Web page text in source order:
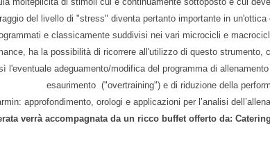
del livello di "stress" diventa pertanto importante in
e classicamente suddivisi nei vari microcicli e
ha la possibilità di ricorrere all'utilizzo di questo
adeguamento/modifica del programma di
esaurimento ("overtraining") e di riduzione della
approfondimento, orologi e applicazioni per l’analisi
verrà accompagnata da un ricco buffet offerto da: